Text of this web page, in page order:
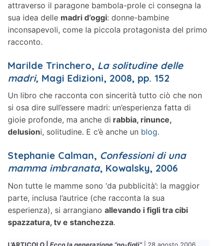
attraverso il paragone bambola-prole ci consegna la
sua idea delle madri d’oggi: donne-bambine
inconsapevoli, come la piccola protagonista del primo
racconto.
Marilde Trinchero, La solitudine delle
madri, Magi Edizioni, 2008, pp. 152
Un libro che racconta con sincerità tutto ciò che non
si osa dire sull’essere madri: un’esperienza fatta di
gioie profonde, ma anche di rabbia, rinunce,
delusioni, solitudine. E c’è anche un blog.
Stephanie Calman, Confessioni di una
mamma imbranata, Kowalsky, 2006
Non tutte le mamme sono ‘da pubblicità’: la maggior
parte, inclusa l’autrice (che racconta la sua
esperienza), si arrangiano allevando i figli tra cibi
spazzatura, tv e stanchezza.
L’ARTICOLO | Ecco la generazione “no-figli”| 28 agosto 2006